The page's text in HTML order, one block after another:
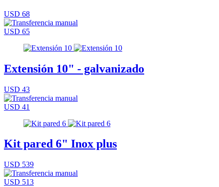
USD 68
USD 65
Extensión 10" - galvanizado
USD 43
USD 41
Kit pared 6" Inox plus
USD 539
USD 513